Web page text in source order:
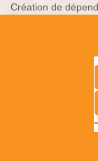
Création de